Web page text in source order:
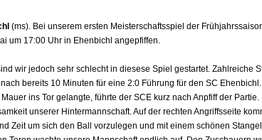
(ms). Bei unserem ersten Meisterschaftsspiel der
um 17:00 Uhr in Ehenbichl angepfiffen.
wir jedoch sehr schlecht in diesese Spiel gestartet. Zahlreiche
bereits 10 Minuten für eine 2:0 Führung für den SC
ins Tor gelangte, führte der SCE kurz nach Anpfiff der
unserer Hintermannschaft. Auf der rechten Angriffsseite
Zeit um sich den Ball vorzulegen und mit einem schönen